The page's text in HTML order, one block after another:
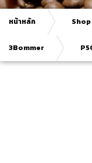
หน้าหลัก Shop
3Bommer